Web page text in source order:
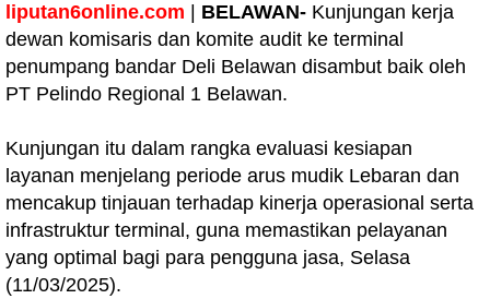
liputan6online.com BELAWAN- Kunjungan kerja
dewan komisaris dan komite audit ke terminal
penumpang bandar Deli Belawan disambut baik oleh
PT Pelindo Regional 1 Belawan.
Kunjungan itu dalam rangka evaluasi kesiapan
layanan menjelang periode arus mudik Lebaran dan
mencakup tinjauan terhadap kinerja operasional serta
infrastruktur terminal, guna memastikan pelayanan
yang optimal bagi para pengguna jasa, Selasa
(11/03/2025).